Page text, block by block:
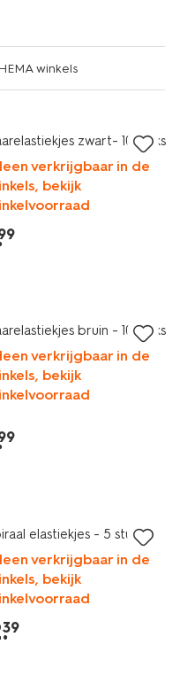
winkels
zwart- 10 stuks
verkrijgbaar in de
bekijk
bruin - 10 stuks
verkrijgbaar in de
bekijk
elastiekjes - 5 stuks
verkrijgbaar in de
bekijk
.
39